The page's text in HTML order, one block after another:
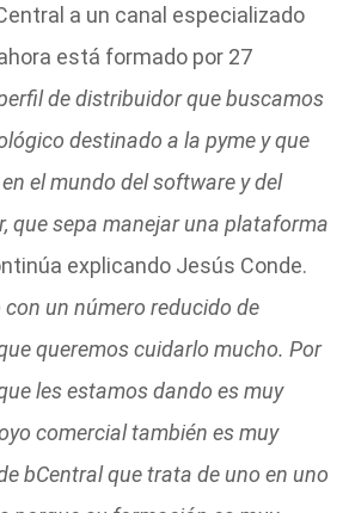
a un canal especializado
está formado por 27
de distribuidor que buscamos
destinado a la pyme y que
el mundo del software y del
que sepa manejar una plataforma
explicando Jesús Conde.
un número reducido de
queremos cuidarlo mucho. Por
les estamos dando es muy
comercial también es muy
bCentral que trata de uno en uno